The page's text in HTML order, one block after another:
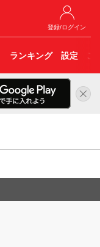
登録/ログイン
ランキング 設定 こ